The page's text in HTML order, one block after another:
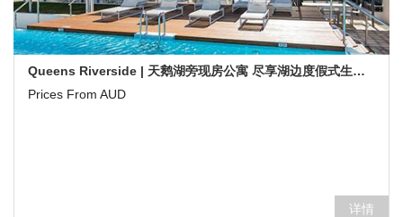
Queens Riverside | 天鹅湖旁现房公寓 尽享湖边度假式生活-澳洲珀斯新楼盘
Prices From AUD
详情